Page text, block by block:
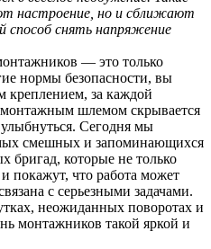
настроение, но и сближают
способ снять напряжение
— это только
нормы безопасности, вы
креплением, за каждой
шлемом скрывается
улыбнуться. Сегодня мы
смешных и запоминающихся
бригад, которые не только
покажут, что работа может
с серьезными задачами.
неожиданных поворотах и
монтажников такой яркой и